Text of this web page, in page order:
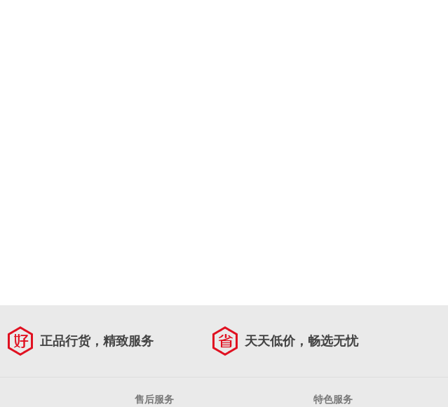
正品行货，精致服务 天天低价，畅选无忧
售后服务 特色服务